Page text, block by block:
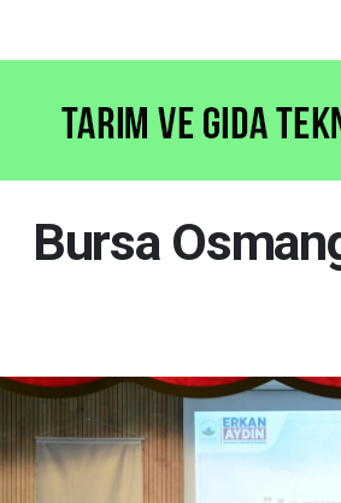
Bursa